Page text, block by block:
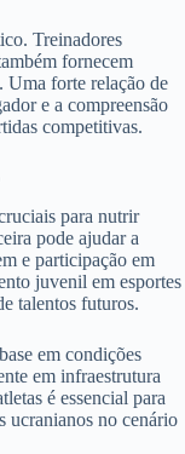
Treinadores
fornecem
Uma forte relação de
e a compreensão
competitivas.
para nutrir
pode ajudar a
e participação em
juvenil em esportes
talentos futuros.
em condições
em infraestrutura
é essencial para
ucranianos no cenário